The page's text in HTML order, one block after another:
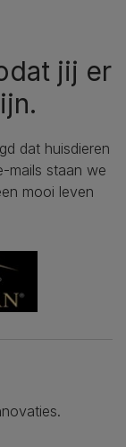
jij er
dat huisdieren
mails staan we
mooi leven